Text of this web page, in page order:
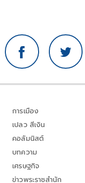
การเมือง
เปลว สีเงิน
คอลัมนิสต์
บทความ
เศรษฐกิจ
ข่าวพระราชสำนัก